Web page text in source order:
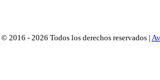
© 2016 - 2026 Todos los derechos reservados |